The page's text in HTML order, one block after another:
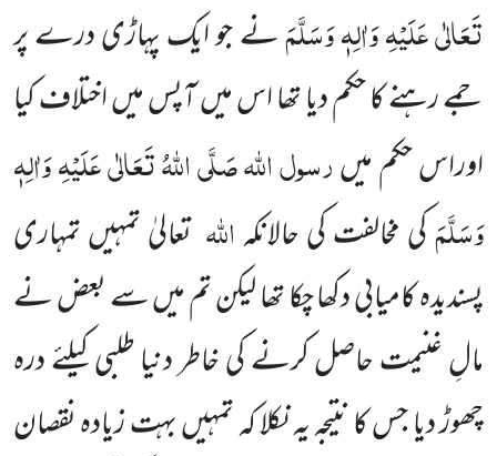
تَعَالٰی عَلَیْہِ وَاٰلِہٖ وَسَلَّمَنے جو ایک پہاڑی درے پر
جمے رہنے کا حکم دیا تھا اس میں آپس میں اختلاف کیا
اوراس حکم میںرسول اللہصَلَّی اللہُ تَعَالٰی عَلَیْہِ وَاٰلِہٖ
وَسَلَّمَکی مخالفت کی حالانکہاللہ تعالیٰ تمہیں تمہاری
پسندیدہ کامیابی دکھا چکا تھا لیکن تم میں سے بعض نے
مالِ غنیمت حاصل کرنے کی خاطر دنیا طلبی کیلئے درہ
چھوڑ دیا جس کا نتیجہ یہ نکلا کہ تمہیں بہت زیادہ نقصان